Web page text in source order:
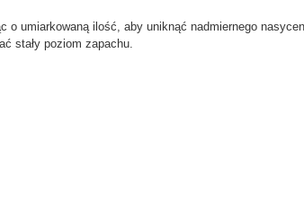
o umiarkowaną ilość, aby uniknąć nadmiernego
stały poziom zapachu.